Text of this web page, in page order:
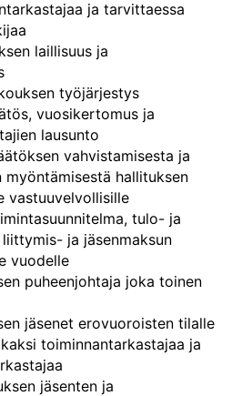
ja tarvittaessa
laillisuus ja
työjärjestys
vuosikertomus ja
lausunto
vahvistamisesta ja
myöntämisestä hallituksen
vastuuvelvollisille
tulo- ja
ja jäsenmaksun
vuodelle
puheenjohtaja joka toinen
jäsenet erovuoroisten tilalle
toiminnantarkastajaa ja
jäsenten ja